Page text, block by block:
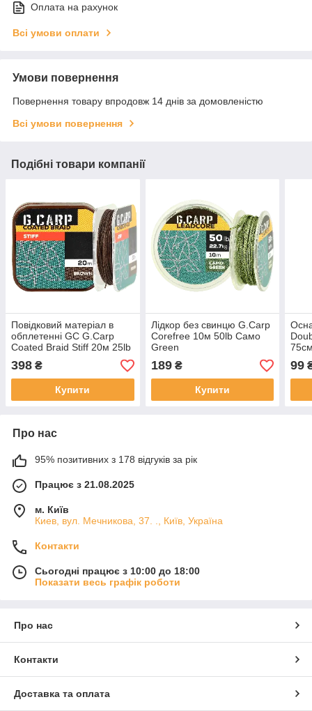
Оплата на рахунок
Всі умови оплати
Умови повернення
Повернення товару впродовж 14 днів за домовленістю
Всі умови повернення
Подібні товари компанії
Повідковий матеріал в
обплетенні GC G.Carp
Coated Braid Stiff 20м 25lb
Brown
398 ₴
Купити
Лідкор без свинцю G.Carp
Corefree 10м 50lb Caмo
Green
189₴
Купити
99
Про нас
95% позитивних з 178 відгуків за рік
Працює з 21.08.2025
м. Київ
Киев, вул. Мечникова, 37. ., Київ, Україна
Контакти
Сьогодні працює з 10:00 до 18:00
Показати весь графік роботи
Про нас
Контакти
Доставка та оплата